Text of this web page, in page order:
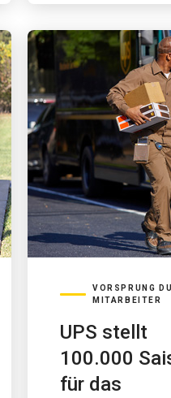
VORSPRUNG
MITARBEITER
UPS stellt
100.000
für das